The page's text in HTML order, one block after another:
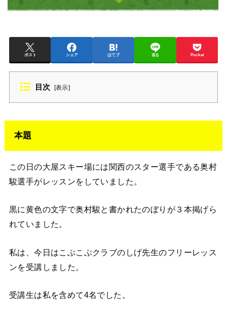
ポスト シェア はてブ 送る Pocket
目次 [表示]
本題
この日の大屋スキー場には関西のスター選手である奥村
駿選手がレッスンをしていました。
黒に黄色の文字で奥村駿と書かれたのぼりが３本掲げら
れていました。
私は、今日はこぶこぶクラブのしげ先生のフリーレッス
ンを受講しました。
受講生は私を含めて4名でした。